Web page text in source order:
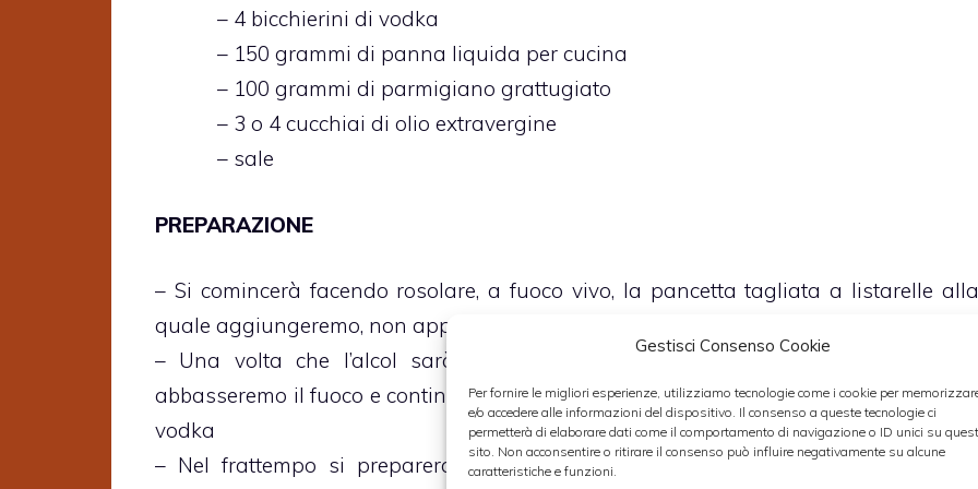
Gestisci Consenso Cookie
Per fornire le migliori esperienze, utilizziamo tecnologie come i cookie per
e/o accedere alle informazioni del dispositivo. Il consenso a queste tecnologie ci
permetterà di elaborare dati come il comportamento di navigazione o ID unici su
sito. Non acconsentire o ritirare il consenso può influire negativamente su alcune
caratteristiche e funzioni.
– 4 bicchierini di vodka
– 150 grammi di panna liquida per cucina
– 100 grammi di parmigiano grattugiato
– 3 o 4 cucchiai di olio extravergine
– sale
PREPARAZIONE
– Si comincerà facendo rosolare, a fuoco vivo, la pancetta tagliata a listarelle alla
quale aggiungeremo, non appena sarà croccante, 2 bicchierini di vodka
– Una volta che l’alcol sarà evaporato uniremo i pomodori tagliati a cubetti,
abbasseremo il fuoco e continueremo la cottura aggiungendo i restanti bicchierini di
vodka
– Nel frattempo si prepareranno le pennette, cuocendole in abbondante acqua